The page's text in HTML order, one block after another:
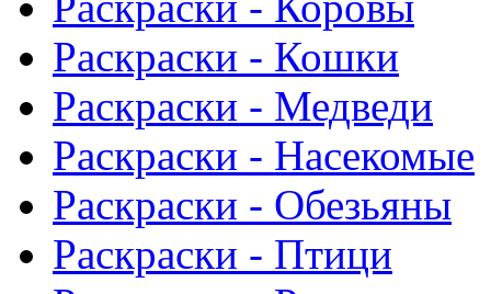
Раскраски - Кошки
Раскраски - Медведи
Раскраски - Насекомые
Раскраски - Обезьяны
Раскраски - Птици